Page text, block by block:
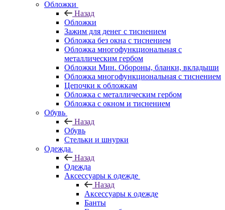
Обложки
Назад
Обложки
Зажим для денег с тиснением
Обложка без окна с тиснением
Обложка многофункциональная с
металлическим гербом
Обложки Мин. Обороны, бланки, вкладыши
Обложка многофункциональная с тиснением
Цепочки к обложкам
Обложка с металлическим гербом
Обложка с окном и тиснением
Обувь
Назад
Обувь
Стельки и шнурки
Одежда
Назад
Одежда
Аксессуары к одежде
Назад
Аксессуары к одежде
Банты